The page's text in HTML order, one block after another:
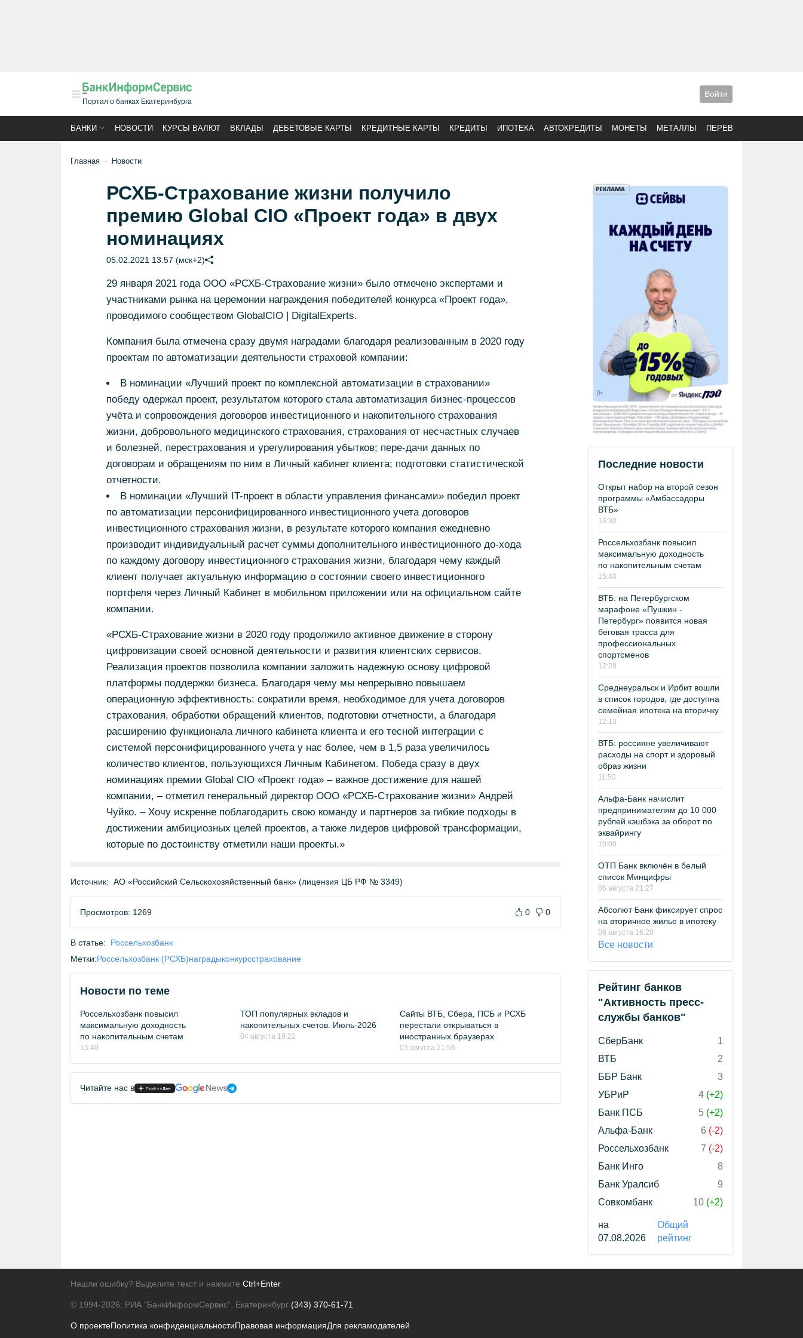
Портал о банках Екатеринбурга
Войти
БАНКИ НОВОСТИ КУРСЫ ВАЛЮТ ВКЛАДЫ ДЕБЕТОВЫЕ КАРТЫ КРЕДИТНЫЕ КАРТЫ КРЕДИТЫ ИПОТЕКА АВТОКРЕДИТЫ МОНЕТЫ МЕТАЛЛЫ ПЕРЕВОДЫ
Главная Новости
РСХБ-Страхование жизни получило
премию Global CIO «Проект года» в двух
номинациях
05.02.2021 13:57 (мск+2)
29 января 2021 года ООО «РСХБ-Страхование жизни» было отмечено экспертами и
участниками рынка на церемонии награждения победителей конкурса «Проект года»,
проводимого сообществом GlobalCIO | DigitalExperts.
Компания была отмечена сразу двумя наградами благодаря реализованным в 2020 году
проектам по автоматизации деятельности страховой компании:
В номинации «Лучший проект по комплексной автоматизации в страховании»
победу одержал проект, результатом которого стала автоматизация бизнес-процессов
учёта и сопровождения договоров инвестиционного и накопительного страхования
жизни, добровольного медицинского страхования, страхования от несчастных случаев
и болезней, перестрахования и урегулирования убытков; пере-дачи данных по
договорам и обращениям по ним в Личный кабинет клиента; подготовки статистической
отчетности.
В номинации «Лучший IT-проект в области управления финансами» победил проект
по автоматизации персонифицированного инвестиционного учета договоров
инвестиционного страхования жизни, в результате которого компания ежедневно
производит индивидуальный расчет суммы дополнительного инвестиционного до-хода
по каждому договору инвестиционного страхования жизни, благодаря чему каждый
клиент получает актуальную информацию о состоянии своего инвестиционного
портфеля через Личный Кабинет в мобильном приложении или на официальном сайте
компании.
«РСХБ-Страхование жизни в 2020 году продолжило активное движение в сторону
цифровизации своей основной деятельности и развития клиентских сервисов.
Реализация проектов позволила компании заложить надежную основу цифровой
платформы поддержки бизнеса. Благодаря чему мы непрерывно повышаем
операционную эффективность: сократили время, необходимое для учета договоров
страхования, обработки обращений клиентов, подготовки отчетности, а благодаря
расширению функционала личного кабинета клиента и его тесной интеграции с
системой персонифицированного учета у нас более, чем в 1,5 раза увеличилось
количество клиентов, пользующихся Личным Кабинетом. Победа сразу в двух
номинациях премии Global CIO «Проект года» – важное достижение для нашей
компании, – отметил генеральный директор ООО «РСХБ-Страхование жизни» Андрей
Чуйко. – Хочу искренне поблагодарить свою команду и партнеров за гибкие подходы в
достижении амбициозных целей проектов, а также лидеров цифровой трансформации,
которые по достоинству отметили наши проекты.»
Источник: АО «Российский Сельскохозяйственный банк» (лицензия ЦБ РФ № 3349)
Просмотров: 1269 0 0
В статье:
Россельхозбанк
Метки:Россельхозбанк (РСХБ)наградыконкурсстрахование
Новости по теме
Россельхозбанк повысил
максимальную доходность
по накопительным счетам
15:40
ТОП популярных вкладов и
накопительных счетов. Июль-2026
04 августа 19:22
Сайты ВТБ, Сбера, ПСБ и РСХБ
перестали открываться в
иностранных браузерах
03 августа 21:56
Читайте нас в
Последние новости
Открыт набор на второй сезон
программы «Амбассадоры
ВТБ»
16:30
Россельхозбанк повысил
максимальную доходность
по накопительным счетам
15:40
ВТБ: на Петербургском
марафоне «Пушкин -
Петербург» появится новая
беговая трасса для
профессиональных
спортсменов
12:28
Среднеуральск и Ирбит вошли
в список городов, где доступна
семейная ипотека на вторичку
12:13
ВТБ: россияне увеличивают
расходы на спорт и здоровый
образ жизни
11:50
Альфа-Банк начислит
предпринимателям до 10 000
рублей кэшбэка за оборот по
эквайрингу
10:00
ОТП Банк включён в белый
список Минцифры
06 августа 21:27
Абсолют Банк фиксирует спрос
на вторичное жилье в ипотеку
06 августа 16:20
Все новости
Рейтинг банков
"Активность пресс-
службы банков"
СберБанк
1
ВТБ
2
ББР Банк
3
УБРиР
4 (+2)
Банк ПСБ
5 (+2)
Альфа-Банк
6 (-2)
Россельхозбанк
7 (-2)
Банк Инго
8
Банк Уралсиб
9
Совкомбанк
10 (+2)
на
07.08.2026
Общий
рейтинг
Нашли ошибку? Выделите текст и нажмите Ctrl+Enter
© 1994-2026. РИА "БанкИнформСервис". Екатеринбург (343) 370-61-71
О проектеПолитика конфиденциальностиПравовая информацияДля рекламодателей